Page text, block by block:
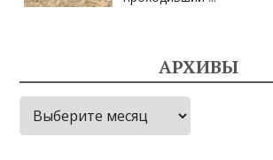
АРХИВЫ
Архивы